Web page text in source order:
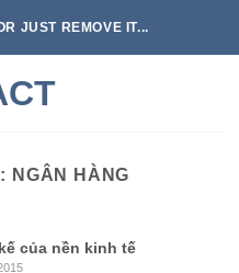
JUST REMOVE IT...
NGÂN HÀNG
của nền kinh tế